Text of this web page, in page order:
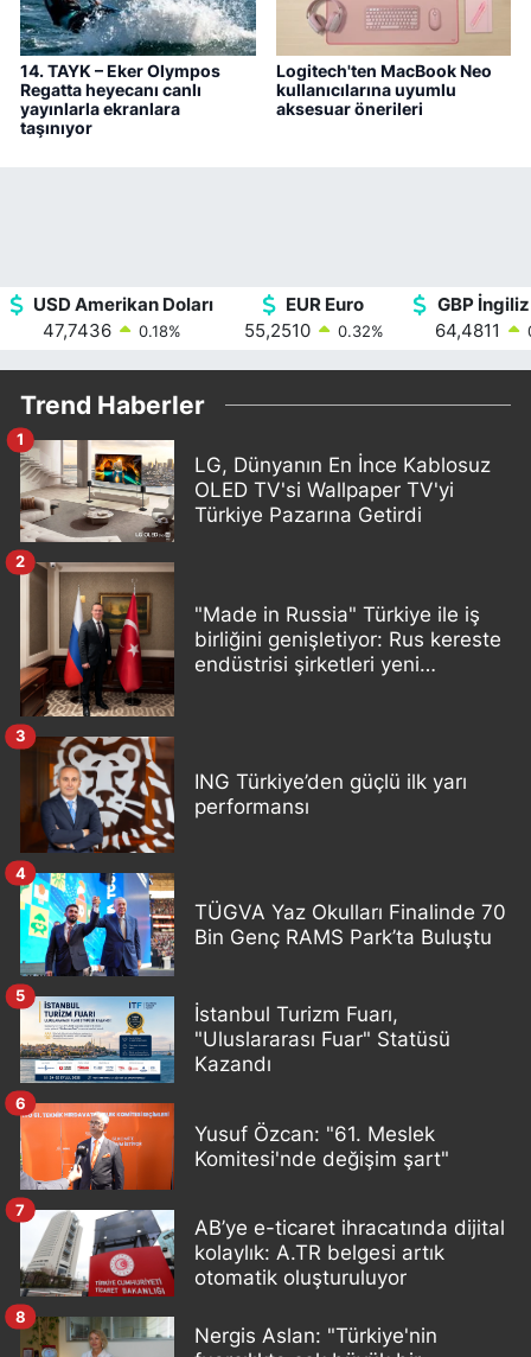
14. TAYK – Eker Olympos
Regatta heyecanı canlı
yayınlarla ekranlara
taşınıyor
Logitech'ten MacBook Neo
kullanıcılarına uyumlu
aksesuar önerileri
USD Amerikan Doları
47,7436
0.18%
EUR Euro
55,2510
0.32%
GBP
64,4811
Trend Haberler
LG, Dünyanın En İnce Kablosuz
OLED TV'si Wallpaper TV'yi
Türkiye Pazarına Getirdi
1
"Made in Russia" Türkiye ile iş
birliğini genişletiyor: Rus kereste
endüstrisi şirketleri yeni
2
ING Türkiye’den güçlü ilk yarı
performansı
3
TÜGVA Yaz Okulları Finalinde 70
Bin Genç RAMS Park’ta Buluştu
4
İstanbul Turizm Fuarı,
"Uluslararası Fuar" Statüsü
Kazandı
5
Yusuf Özcan: "61. Meslek
Komitesi'nde değişim şart"
6
AB’ye e-ticaret ihracatında dijital
kolaylık: A.TR belgesi artık
otomatik oluşturuluyor
7
Nergis Aslan: "Türkiye'nin
8